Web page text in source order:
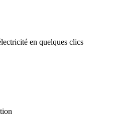
en quelques clics